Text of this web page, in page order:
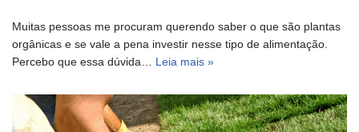
Muitas pessoas me procuram querendo saber o que são plantas
orgânicas e se vale a pena investir nesse tipo de alimentação.
Percebo que essa dúvida… Leia mais »